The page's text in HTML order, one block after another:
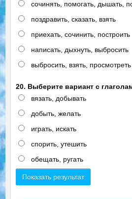
сочинять, помогать, дышать,
поздравить, сказать, взять
приехать, сочинить, построить
написать, дыхнуть, выбросить
выбросить, взять, просмотреть
20. Выберите вариант с
вязать, добывать
добыть, желать
играть, искать
спорить, утешить
обещать, ругать